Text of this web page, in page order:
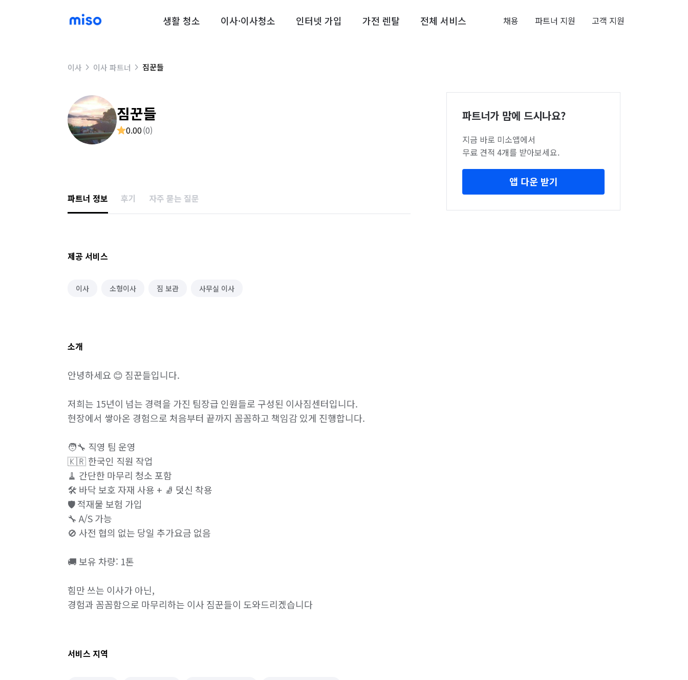
생활 청소 이사·이사청소 인터넷 가입 가전 렌탈 전체 서비스 채용 파트너 지원 고객 지원
이사 이사 파트너 짐꾼들
짐꾼들
0.00(0)
파트너 정보 후기 자주 묻는 질문
제공 서비스
이사 소형이사 짐 보관 사무실 이사
소개
안녕하세요 😊 짐꾼들입니다.
저희는 15년이 넘는 경력을 가진 팀장급 인원들로 구성된 이사짐센터입니다.
현장에서 쌓아온 경험으로 처음부터 끝까지 꼼꼼하고 책임감 있게 진행합니다.
🧑‍🔧 직영 팀 운영
🇰🇷 한국인 직원 작업
🧹 간단한 마무리 청소 포함
🛠️ 바닥 보호 자재 사용 + 🧦 덧신 착용
🛡️ 적재물 보험 가입
🔧 A/S 가능
🚫 사전 협의 없는 당일 추가요금 없음
🚚 보유 차량: 1톤
힘만 쓰는 이사가 아닌,
경험과 꼼꼼함으로 마무리하는 이사 짐꾼들이 도와드리겠습니다
서비스 지역
파트너가 맘에 드시나요?
지금 바로 미소앱에서
무료 견적 4개를 받아보세요.
앱 다운 받기